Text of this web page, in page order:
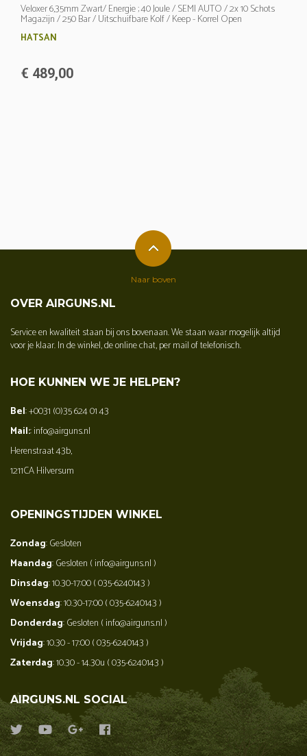
Veloxer 6,35mm Zwart/ Energie ; 40 Joule / SEMI AUTO / 2x 10 Schots
Magazijn / 250 Bar / Uitschuifbare Kolf / Keep - Korrel Open
richtmiddellen
HATSAN
€ 489,00
OVER AIRGUNS.NL
Service en kwaliteit staan bij ons bovenaan. We staan waar mogelijk altijd
voor je klaar. In de winkel, de online chat, per mail of telefonisch.
HOE KUNNEN WE JE HELPEN?
Bel: +0031 (0)35 624 01 43
Mail:: info@airguns.nl
Herenstraat 43b,
1211CA Hilversum
OPENINGSTIJDEN WINKEL
Zondag: Gesloten
Maandag: Gesloten ( info@airguns.nl )
Dinsdag: 10.30-17:00 ( 035-6240143 )
Woensdag: 10.30-17:00 ( 035-6240143 )
Donderdag: Gesloten ( info@airguns.nl )
Vrijdag: 10.30 - 17:00 ( 035-6240143 )
Zaterdag: 10.30 - 14.30u ( 035-6240143 )
AIRGUNS.NL SOCIAL
Naar boven